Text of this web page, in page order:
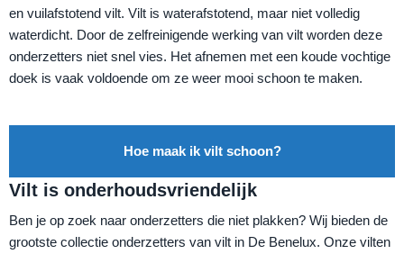
en vuilafstotend vilt. Vilt is waterafstotend, maar niet volledig
waterdicht. Door de zelfreinigende werking van vilt worden deze
onderzetters niet snel vies. Het afnemen met een koude vochtige
doek is vaak voldoende om ze weer mooi schoon te maken.
Hoe maak ik vilt schoon?
Vilt is onderhoudsvriendelijk
Ben je op zoek naar onderzetters die niet plakken? Wij bieden de
grootste collectie onderzetters van vilt in De Benelux. Onze vilten